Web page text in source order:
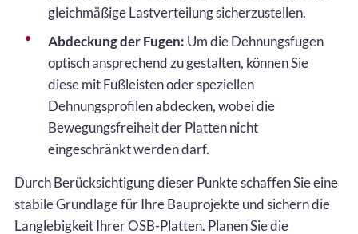
gleichmäßige Lastverteilung sicherzustellen.
Abdeckung der Fugen: Um die Dehnungsfugen
optisch ansprechend zu gestalten, können Sie
diese mit Fußleisten oder speziellen
Dehnungsprofilen abdecken, wobei die
Bewegungsfreiheit der Platten nicht
eingeschränkt werden darf.
Durch Berücksichtigung dieser Punkte schaffen Sie eine
stabile Grundlage für Ihre Bauprojekte und sichern die
Langlebigkeit Ihrer OSB-Platten. Planen Sie die